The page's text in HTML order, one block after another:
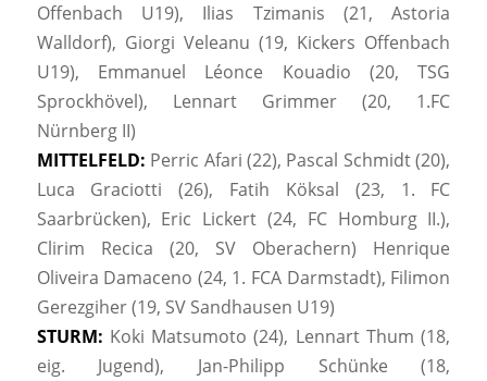
Offenbach U19), Ilias Tzimanis (21, Astoria
Walldorf), Giorgi Veleanu (19, Kickers Offenbach
U19), Emmanuel Léonce Kouadio (20, TSG
Sprockhövel), Lennart Grimmer (20, 1.FC
Nürnberg II)
MITTELFELD: Perric Afari (22), Pascal Schmidt (20),
Luca Graciotti (26), Fatih Köksal (23, 1. FC
Saarbrücken), Eric Lickert (24, FC Homburg II.),
Clirim Recica (20, SV Oberachern) Henrique
Oliveira Damaceno (24, 1. FCA Darmstadt), Filimon
Gerezgiher (19, SV Sandhausen U19)
STURM: Koki Matsumoto (24), Lennart Thum (18,
eig. Jugend), Jan-Philipp Schünke (18,